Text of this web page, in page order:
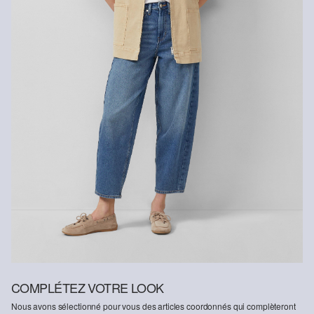
COMPLÉTEZ VOTRE LOOK
Nous avons sélectionné pour vous des articles coordonnés qui complèteront